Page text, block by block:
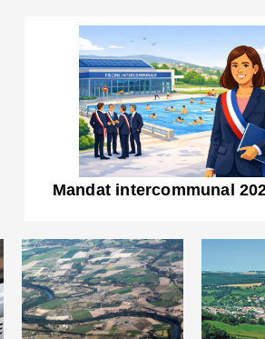
Mandat intercommunal